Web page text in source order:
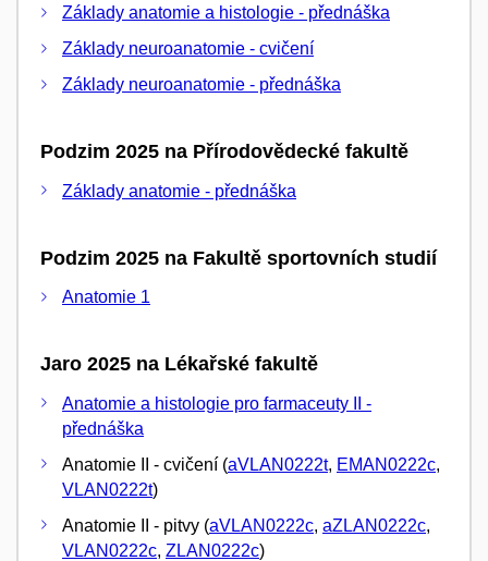
Základy anatomie a histologie - přednáška
Základy neuroanatomie - cvičení
Základy neuroanatomie - přednáška
Podzim 2025 na Přírodovědecké fakultě
Základy anatomie - přednáška
Podzim 2025 na Fakultě sportovních studií
Anatomie 1
Jaro 2025 na Lékařské fakultě
Anatomie a histologie pro farmaceuty II -
přednáška
Anatomie II - cvičení (aVLAN0222t, EMAN0222c,
VLAN0222t)
Anatomie II - pitvy (aVLAN0222c, aZLAN0222c,
VLAN0222c, ZLAN0222c)